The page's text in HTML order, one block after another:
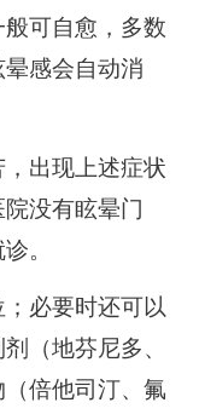
可自愈，多数
感会自动消
出现上述症状
没有眩晕门
。
必要时还可以
（地芬尼多、
倍他司汀、氟